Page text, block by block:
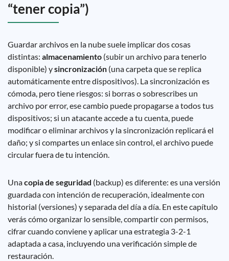
“tener copia”)
Guardar archivos en la nube suele implicar dos cosas
distintas: almacenamiento (subir un archivo para tenerlo
disponible) ysincronización (una carpeta que se replica
automáticamente entre dispositivos). La sincronización es
cómoda, pero tiene riesgos: si borras o sobrescribes un
archivo por error, ese cambio puede propagarse a todos tus
dispositivos; si un atacante accede a tu cuenta, puede
modificar o eliminar archivos y la sincronización replicará el
daño; y si compartes un enlace sin control, el archivo puede
circular fuera de tu intención.
Unacopia de seguridad (backup) es diferente: es una versión
guardada con intención de recuperación, idealmente con
historial (versiones) y separada del día a día. En este capítulo
verás cómo organizar lo sensible, compartir con permisos,
cifrar cuando conviene y aplicar una estrategia 3-2-1
adaptada a casa, incluyendo una verificación simple de
restauración.